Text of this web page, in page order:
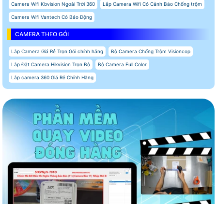
Camera Wifi Kbvision Ngoài Trời 360 Lắp Camera Wifi Có Cảnh Báo Chống trộm
Camera Wifi Vantech Có Báo Động
CAMERA THEO GÓI
Lắp Camera Giá Rẻ Trọn Gói chính hãng Bộ Camera Chống Trộm Visioncop
Lắp Đặt Camera Hikvision Trọn Bộ Bộ Camera Full Color
Lắp camera 360 Giá Rẻ Chính Hãng